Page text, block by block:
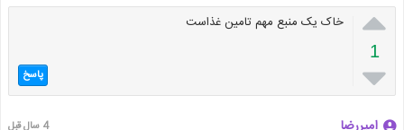

1

خاک یک منبع مهم تامین غذاست
پاسخ
4 سال قبل